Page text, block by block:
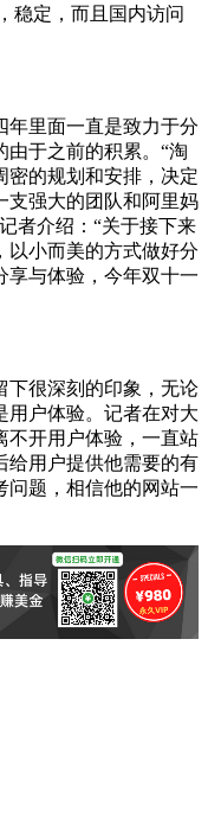
稳定，而且国内访问
年里面一直是致力于分
于之前的积累。“淘
密的规划和安排，决定
支强大的团队和阿里妈
者介绍：“关于接下来
以小而美的方式做好分
享与体验，今年双十一
下很深刻的印象，无论
用户体验。记者在对大
不开用户体验，一直站
给用户提供他需要的有
问题，相信他的网站一